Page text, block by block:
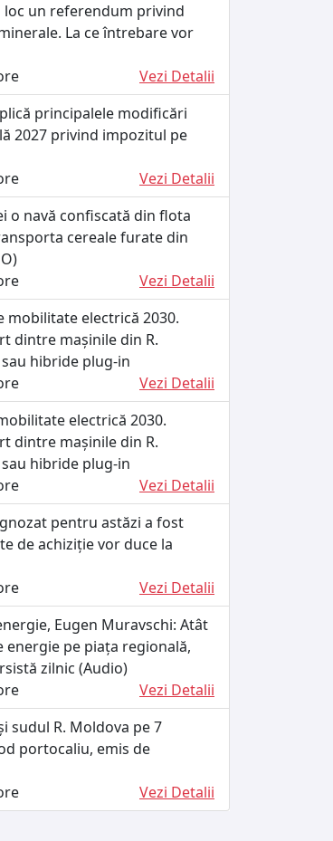
loc un referendum privind
La ce întrebare vor
Vezi Detalii
principalele modificări
2027 privind impozitul pe
Vezi Detalii
o navă confiscată din flota
cereale furate din
Vezi Detalii
electrică 2030.
dintre mașinile din R.
hibride plug-in
Vezi Detalii
electrică 2030.
dintre mașinile din R.
hibride plug-in
Vezi Detalii
pentru astăzi a fost
de achiziție vor duce la
Vezi Detalii
Eugen Muravschi: Atât
pe piața regională,
zilnic (Audio)
Vezi Detalii
sudul R. Moldova pe 7
portocaliu, emis de
Vezi Detalii